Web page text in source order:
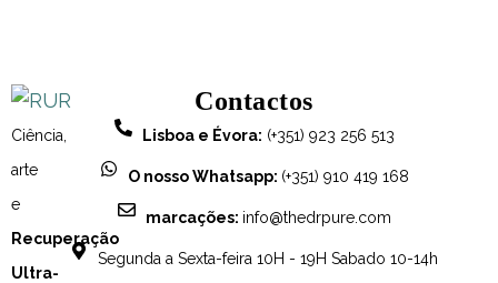
Ciência,
arte
e
Recuperação
Ultra-
Contactos
Lisboa e Évora: (+351) 923 256 513
O nosso Whatsapp: (+351) 910 419 168
marcações: info@thedrpure.com
Segunda a Sexta-feira 10H - 19H Sabado 10-14h